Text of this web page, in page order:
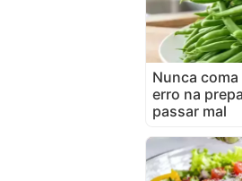
Nunca
erro na
passar mal